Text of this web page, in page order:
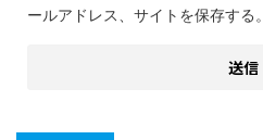
ールアドレス、サイトを保存する。